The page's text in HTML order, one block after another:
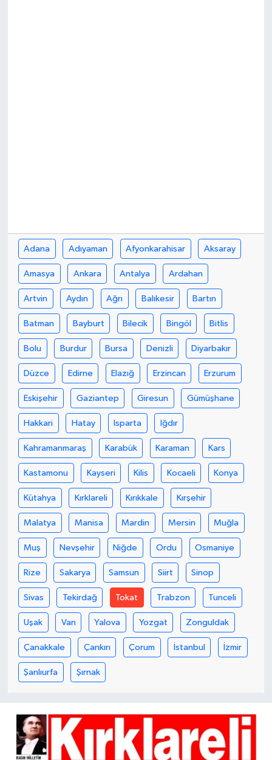
Adana Adıyaman Afyonkarahisar Aksaray
Amasya Ankara Antalya Ardahan
Artvin Aydın Ağrı Balıkesir Bartın
Batman Bayburt Bilecik Bingöl Bitlis
Bolu Burdur Bursa Denizli Diyarbakır
Düzce Edirne Elazığ Erzincan Erzurum
Eskişehir Gaziantep Giresun Gümüşhane
Hakkari Hatay Isparta Iğdır
Kahramanmaraş Karabük Karaman Kars
Kastamonu Kayseri Kilis Kocaeli Konya
Kütahya Kırklareli Kırıkkale Kırşehir
Malatya Manisa Mardin Mersin Muğla
Muş Nevşehir Niğde Ordu Osmaniye
Rize Sakarya Samsun Siirt Sinop
Sivas Tekirdağ Tokat Trabzon Tunceli
Uşak Van Yalova Yozgat Zonguldak
Çanakkale Çankırı Çorum İstanbul İzmir
Şanlıurfa Şırnak